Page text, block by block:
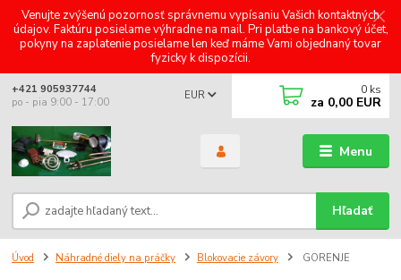
Venujte zvýšenú pozornosť správnemu vypísaniu Vašich kontaktných
údajov. Faktúru posielame výhradne na mail. Pri platbe na bankový účet,
pokyny na zaplatenie posielame len keď máme Vami objednaný tovar
fyzicky k dispozícii.
Menu
EUR
Hľadať
+421 905937744
po - pia 9:00 - 17:00
0 ks
za 0,00 EUR
Úvod Náhradné diely na práčky Blokovacie závory GORENJE